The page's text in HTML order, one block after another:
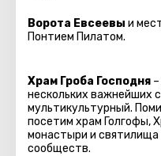
Ворота Евсеевы и
Понтием Пилатом.
Храм Гроба Господня
нескольких важнейших
мультикультурный.
посетим храм Голгофы,
монастыри и святилища
сообществ.